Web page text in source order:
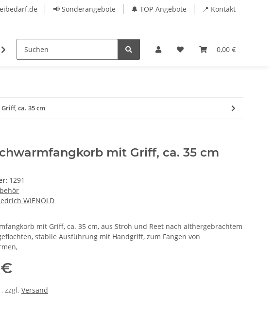
📢 Sonderangebote 🔔 TOP-Angebote 📍 Kontakt
0,00 €
Hersteller
ca. 35 cm
mit Griff, ca. 35 cm
1291
WIENOLD
mit Griff, ca. 35 cm, aus Stroh und Reet nach althergebrachtem
stabile Ausführung mit Handgriff, zum Fangen von
zzgl. Versand